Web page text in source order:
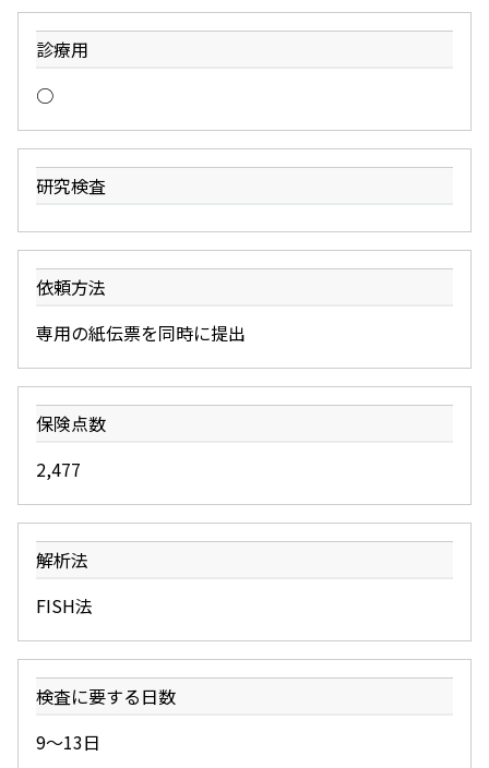
診療用
○
研究検査
依頼方法
専用の紙伝票を同時に提出
保険点数
2,477
解析法
FISH法
検査に要する日数
9～13日